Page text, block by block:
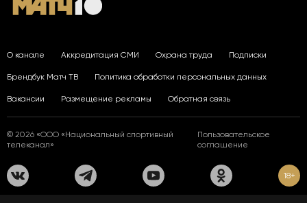
О канале Аккредитация СМИ Охрана труда Подписки
Брендбук Матч ТВ Политика обработки персональных данных
Вакансии Размещение рекламы Обратная связь
© 2026 «ООО «Национальный спортивный
телеканал»
Пользовательское
соглашение
18+